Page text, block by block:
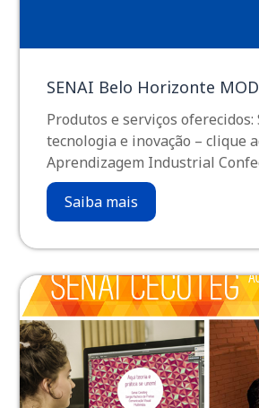
SENAI Belo Horizonte
Produtos e serviços oferecidos:
tecnologia e inovação – clique
Aprendizagem Industrial
Saiba mais